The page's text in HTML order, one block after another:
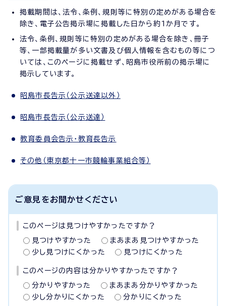
掲載期間は、法令、条例、規則等に特別の定めがある場合を
除き、電子公告掲示場に掲載した日から約1か月です。
法令、条例、規則等に特別の定めがある場合を除き、冊子
等、一部掲載量が多い文書及び個人情報を含むもの等につ
いては、このページに掲載せず、昭島市役所前の掲示場に
掲示しています。
昭島市長告示（公示送達以外）
昭島市長告示（公示送達）
教育委員会告示・教育長告示
その他（東京都十一市競輪事業組合等）
ご意見をお聞かせください
このページは見つけやすかったですか？
見つけやすかった
まあまあ見つけやすかった
少し見つけにくかった
見つけにくかった
このページの内容は分かりやすかったですか？
分かりやすかった
まあまあ分かりやすかった
少し分かりにくかった
分かりにくかった